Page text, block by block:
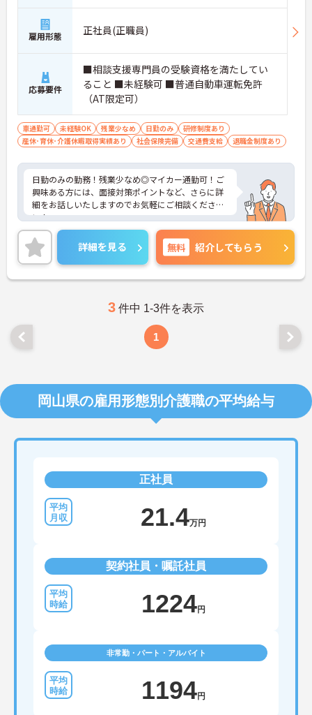
雇用形態 正社員(正職員)
応募要件
■相談支援専門員の受験資格を満たしてい
ること ■未経験可 ■普通自動車運転免許
（AT限定可）
車通勤可 未経験OK 残業少なめ 日勤のみ
研修制度あり
産休･育休･介護休暇取得実績あり
社会保険完備 交通費支給 退職金制度あり
日勤のみの勤務！残業少なめ◎マイカー通勤可！ご
興味ある方には、面接対策ポイントなど、さらに詳
細をお話しいたしますのでお気軽にご相談くださ
い！
詳細を見る 無料 紹介してもらう
3 件中 1-3件を表示
1
岡山県の雇用形態別介護職の平均給与
正社員
21.4万円
契約社員・嘱託社員
1224円
非常勤・パート・アルバイト
1194円